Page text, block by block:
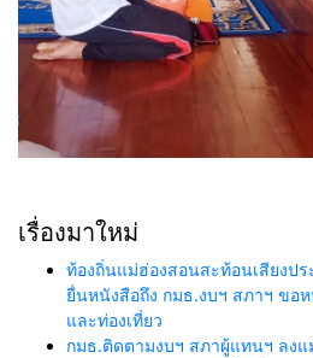
เรื่องมาใหม่
ท้องถิ่นแม่ฮ่องสอนสะท้อนเสียงป
ยื่นหนังสือถึง กมธ.งบฯ สภาฯ ข
และท่องเที่ยว
กมธ.ติดตามงบฯ สภาผู้แทนฯ ลงแ